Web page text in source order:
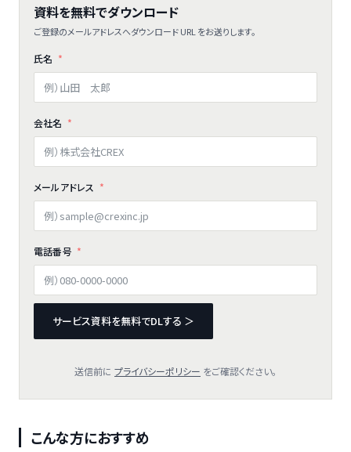
資料を無料でダウンロード
ご登録のメールアドレスへダウンロード URL をお送りします。
氏名
会社名
メールアドレス
電話番号
サービス資料を無料でDLする ＞
送信前に プライバシーポリシー をご確認ください。
こんな方におすすめ